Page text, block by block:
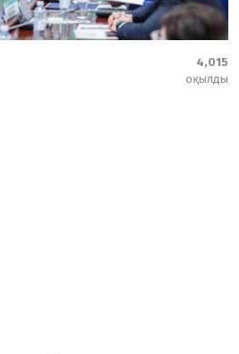
4,015
оқылды